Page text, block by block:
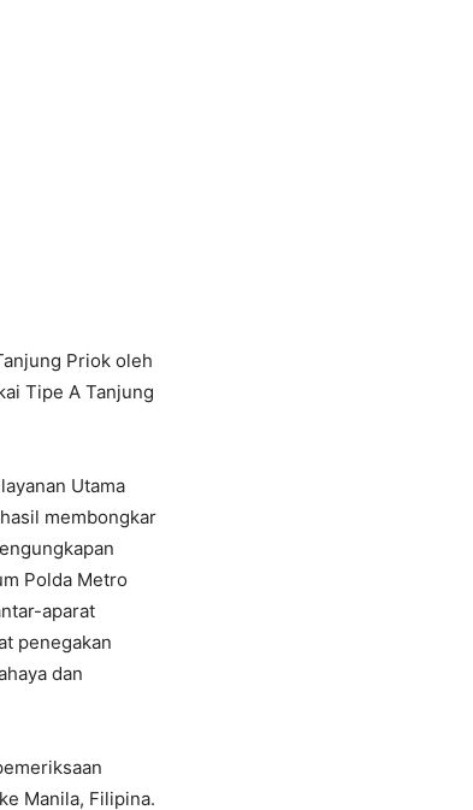
Priok oleh
Tipe A Tanjung
Utama
membongkar
Polda Metro
aparat
penegakan
dan
Manila, Filipina.